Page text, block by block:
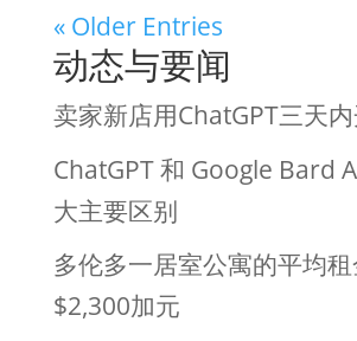
« Older Entries
动态与要闻
卖家新店用ChatGPT三天
ChatGPT 和 Google Bard
大主要区别
多伦多一居室公寓的平均
$2,300加元